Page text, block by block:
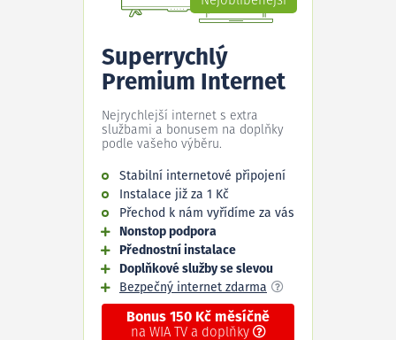
Superrychlý
Premium Internet
Nejrychlejší internet s extra
službami a bonusem na doplňky
podle vašeho výběru.
Stabilní internetové připojení
Instalace již za 1 Kč
Přechod k nám vyřídíme za vás
Nonstop podpora
Přednostní instalace
Doplňkové služby se slevou
Bezpečný internet zdarma
Bonus 150 Kč měsíčně
na WIA TV a doplňky